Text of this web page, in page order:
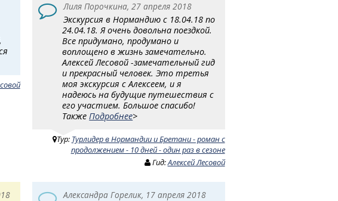
Лиля Порочкина, 27 апреля 2018
Экскурсия в Нормандию с 18.04.18 по
24.04.18. Я очень довольна поездкой.
Все придумано, продумано и
воплощено в жизнь замечательно.
Алексей Лесовой -замечательный гид
и прекрасный человек. Это третья
моя экскурсия с Алексеем, и я
надеюсь на будущие путешествия с
его участием. Большое спасибо!
ТакжеПодробнее>
Тур: Турлидер в Нормандии и Бретани - роман с
продолжением - 10 дней - один раз в сезоне
Гид:Алексей Лесовой
Александра Горелик, 17 апреля 2018